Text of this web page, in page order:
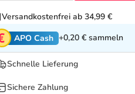
Versandkostenfrei ab 34,99 €
APO Cash +0,20 € sammeln
Schnelle Lieferung
Sichere Zahlung